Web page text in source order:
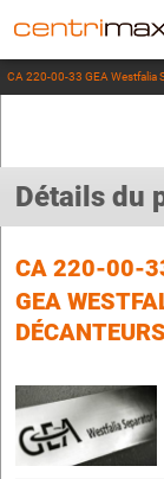
CA 220-00-33 GEA Westfalia
Détails du
CA 220-00-
GEA